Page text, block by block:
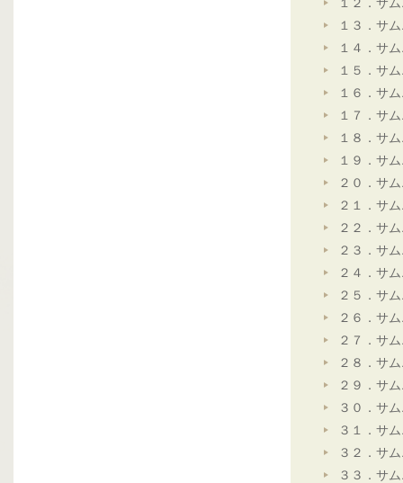
１２．サ
１３．サ
１４．サ
１５．サ
１６．サ
１７．サ
１８．サ
１９．サ
２０．サ
２１．サ
２２．サ
２３．サ
２４．サ
２５．サ
２６．サ
２７．サ
２８．サ
２９．サ
３０．サ
３１．サ
３２．サ
３３．サ